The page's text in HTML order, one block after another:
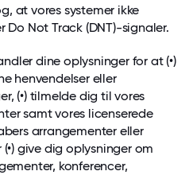
at vores systemer ikke
Do Not Track (DNT)-signaler.
dine oplysninger for at (•)
henvendelser eller
(•) tilmelde dig til vores
samt vores licenserede
arrangementer eller
(•) give dig oplysninger om
konferencer,